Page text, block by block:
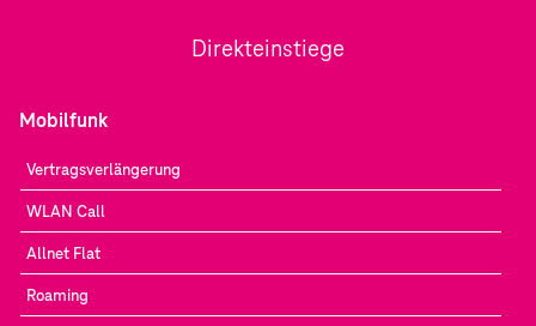
Direkteinstiege
Mobilfunk
Vertragsverlängerung
WLAN Call
Allnet Flat
Roaming